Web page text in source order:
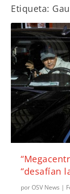
Etiqueta:
“desafían
porOSV News |